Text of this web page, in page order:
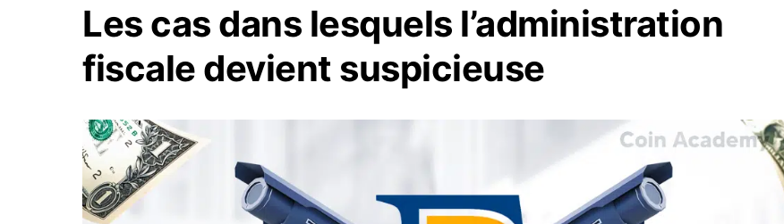
Les cas dans lesquels l’administration
fiscale devient suspicieuse